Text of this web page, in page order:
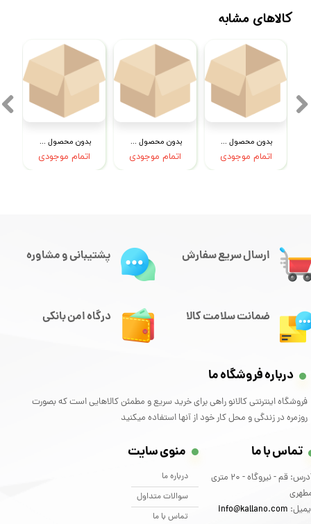
بدون محصول جهت نمایش
اتمام موجودی
بدون محصول جهت نمایش
اتمام موجودی
بدون محصول جهت نمایش
اتمام موجودی
کالاهای مشابه
ارسال سریع سفارش
درگاه امن بانکی
پشتیبانی و مشاوره
ضمانت سلامت کالا
درباره فروشگاه ما
فروشگاه اینترنتی کالانو راهی برای خرید سریع و مطمئن کالاهایی است که بصورت
روزمره در زندگی و محل کار خود از آنها استفاده میکنید
تماس با ما
آدرس: قم - نیروگاه - 20 متری
info@kallano.com​​​​​​​
منوی سایت
درباره ما
سوالات متداول
تماس با ما